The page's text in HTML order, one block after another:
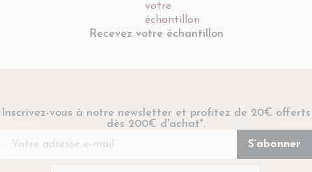
Recevez votre échantillon
Inscrivez-vous à notre newsletter et profitez de 20€ offerts
dès 200€ d'achat*.